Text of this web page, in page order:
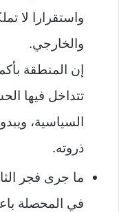
واستقرارا لا
والخارجي.
إن المنطقة
تتداخل فيها
السياسية،
ذروته.
ما جرى فجر
في المحصلة